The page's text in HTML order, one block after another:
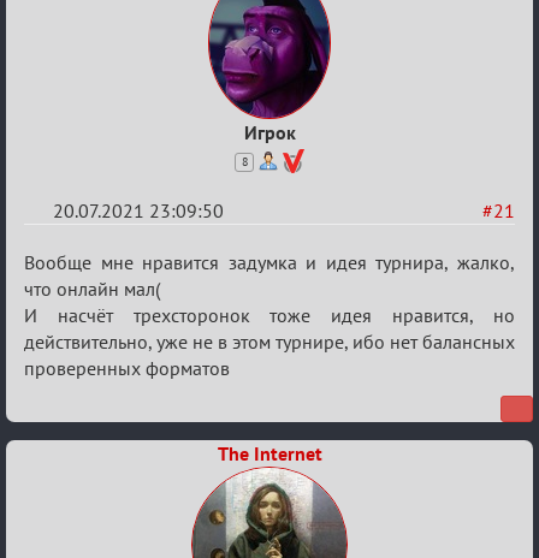
Игрок
8
#21
20.07.2021 23:09:50
Re:
Обуждение
«Universal»
Вообще мне нравится задумка и идея турнира, жалко,
что онлайн мал(
И насчёт трехсторонок тоже идея нравится, но
действительно, уже не в этом турнире, ибо нет балансных
проверенных форматов
The Internet